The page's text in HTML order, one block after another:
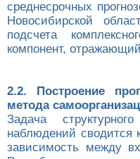
среднесрочных
Новосибирской
подсчета
компонент,
2.2. Построение
метода
Задача
наблюдений сводится
зависимость между